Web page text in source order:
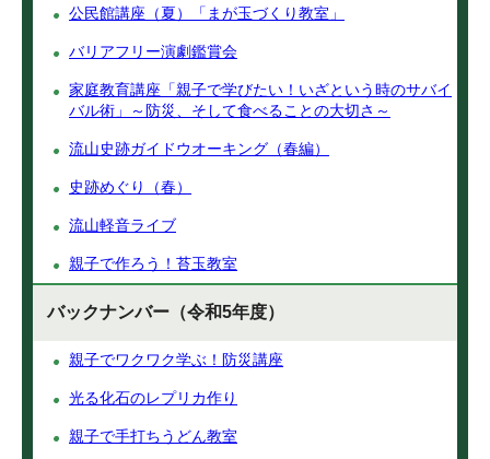
公民館講座（夏）「まが玉づくり教室」
バリアフリー演劇鑑賞会
家庭教育講座「親子で学びたい！いざという時のサバイ
バル術」～防災、そして食べることの大切さ～
流山史跡ガイドウオーキング（春編）
史跡めぐり（春）
流山軽音ライブ
親子で作ろう！苔玉教室
バックナンバー（令和5年度）
親子でワクワク学ぶ！防災講座
光る化石のレプリカ作り
親子で手打ちうどん教室